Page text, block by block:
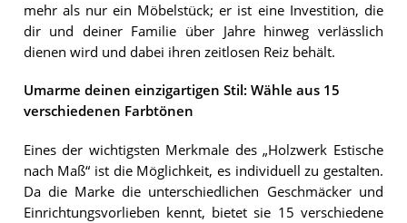
mehr als nur ein Möbelstück; er ist eine Investition, die
dir und deiner Familie über Jahre hinweg verlässlich
dienen wird und dabei ihren zeitlosen Reiz behält.
Umarme deinen einzigartigen Stil: Wähle aus 15
verschiedenen Farbtönen
Eines der wichtigsten Merkmale des „Holzwerk Estische
nach Maß“ ist die Möglichkeit, es individuell zu gestalten.
Da die Marke die unterschiedlichen Geschmäcker und
Einrichtungsvorlieben kennt, bietet sie 15 verschiedene